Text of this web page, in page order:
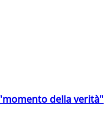
della verità"